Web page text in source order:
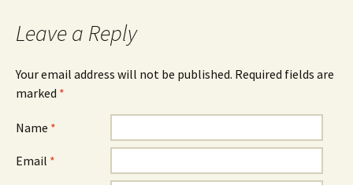
Leave a Reply
Your email address will not be published. Required fields are
marked *
Name *
Email *